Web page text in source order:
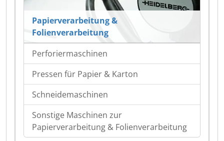
Papierverarbeitung &
Folienverarbeitung
Perforiermaschinen
Pressen für Papier & Karton
Schneidemaschinen
Sonstige Maschinen zur
Papierverarbeitung & Folienverarbeitung